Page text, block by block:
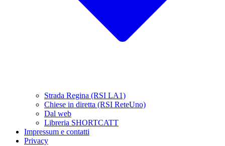
Strada Regina (RSI LA1)
Chiese in diretta (RSI ReteUno)
Dal web
Libreria SHORTCATT
Impressum e contatti
Privacy